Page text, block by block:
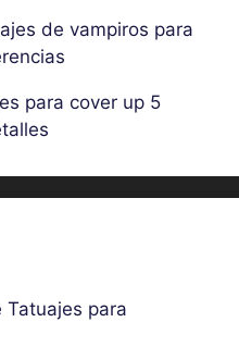
de vampiros para
para cover up 5
Tatuajes para